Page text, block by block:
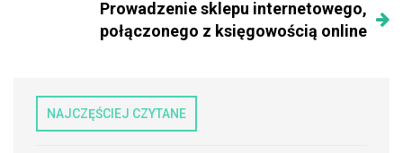
Prowadzenie sklepu internetowego,
połączonego z księgowością online
NAJCZĘŚCIEJ CZYTANE